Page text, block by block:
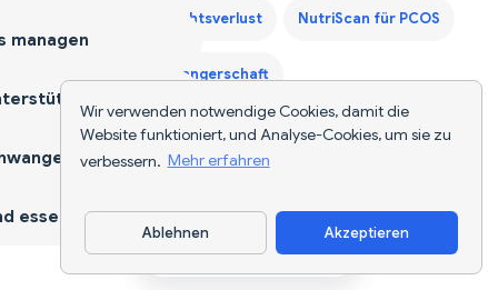
Wir verwenden notwendige Cookies, damit die
Website funktioniert, und Analyse-Cookies, um sie zu
verbessern. Mehr erfahren
Ablehnen Akzeptieren
NutriScan für Gewichtsverlust NutriScan für PCOS
NutriScan für Schwangerschaft
Sprachaktivierter Kalorienzähler - Sag deine Mahlzeiten
an und tracke Nährstoffe freihändig — 2026
Zweites Trimester Protein Leitfaden
App herunterladen
managen
essen